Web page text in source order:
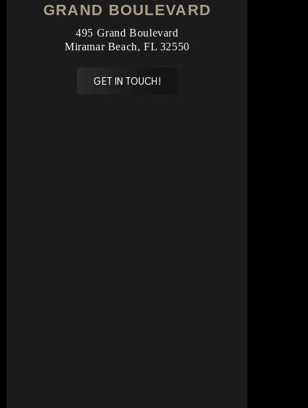
GRAND BOULEVARD
495 Grand Boulevard
Miramar Beach, FL 32550
GET IN TOUCH!